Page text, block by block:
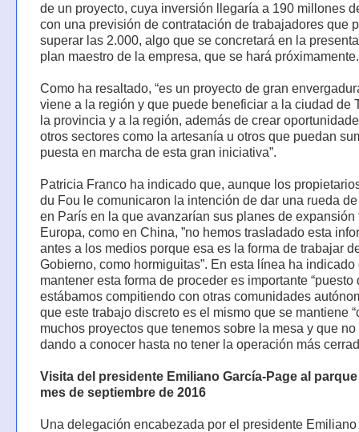
de un proyecto, cuya inversión llegaría a 190 millones
con una previsión de contratación de trabajadores que
superar las 2.000, algo que se concretará en la
plan maestro de la empresa, que se hará próximamente.
Como ha resaltado, “es un proyecto de gran
viene a la región y que puede beneficiar a la ciudad de
la provincia y a la región, además de crear
otros sectores como la artesanía u otros que puedan
puesta en marcha de esta gran iniciativa”.
Patricia Franco ha indicado que, aunque los
du Fou le comunicaron la intención de dar una rueda
en París en la que avanzarían sus planes de expansión
Europa, como en China, ”no hemos trasladado esta
antes a los medios porque esa es la forma de trabajar
Gobierno, como hormiguitas”. En esta línea ha indicado
mantener esta forma de proceder es importante “puesto
estábamos compitiendo con otras comunidades
que este trabajo discreto es el mismo que se mantiene
muchos proyectos que tenemos sobre la mesa y que no
dando a conocer hasta no tener la operación más
Visita del presidente Emiliano García-Page al
mes de septiembre de 2016
Una delegación encabezada por el presidente Emiliano